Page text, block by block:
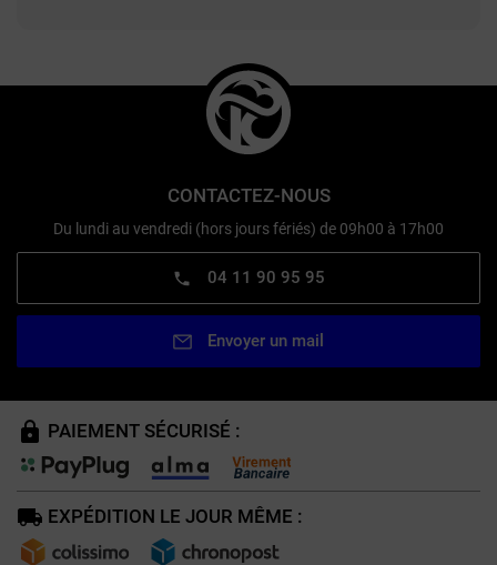
CONTACTEZ-NOUS
Du lundi au vendredi (hors jours fériés) de 09h00 à 17h00
04 11 90 95 95
Envoyer un mail
PAIEMENT SÉCURISÉ :
EXPÉDITION LE JOUR MÊME :